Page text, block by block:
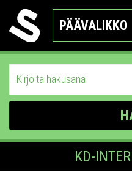
PÄÄVALIKKO
KD-